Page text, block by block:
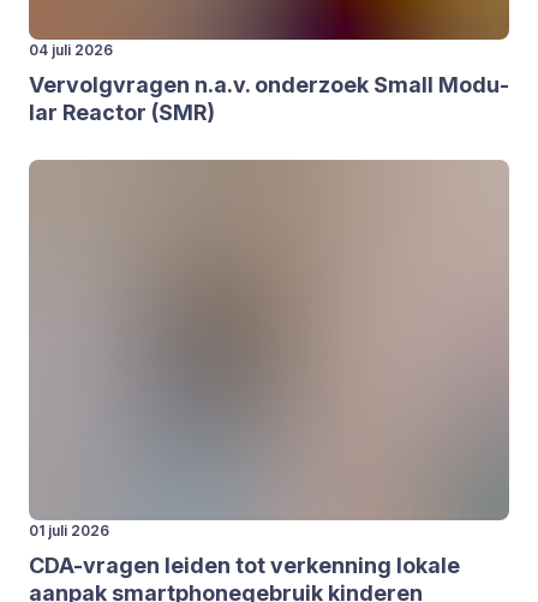
04 juli 2026
Ver­volg­vra­gen n.a.v. onder­zoek Small Modu­
lar Reac­tor (SMR)
01 juli 2026
CDA-vra­gen lei­den tot ver­ken­ning loka­le
aan­pak smartpho­ne­ge­bruik kin­de­ren